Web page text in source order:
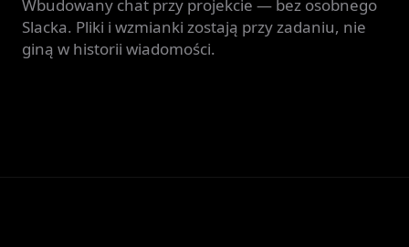
Wbudowany chat przy projekcie — bez osobnego
Slacka. Pliki i wzmianki zostają przy zadaniu, nie
giną w historii wiadomości.